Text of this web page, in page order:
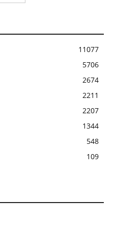
11077
5706
2674
2211
2207
1344
548
109